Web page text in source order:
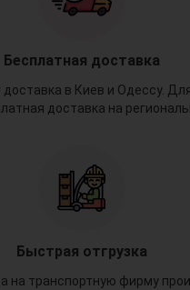
Бесплатная доставка
в Киев и Одессу.
доставка на
Быстрая отгрузка
на транспортную фирму